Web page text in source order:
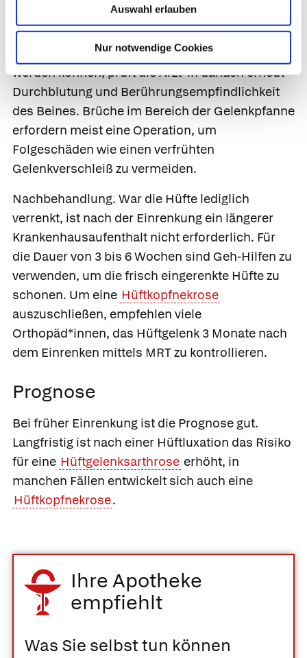
Auswahl erlauben
Nur notwendige Cookies
des Hüftkopfs in der Pfanne wird mit erneuten
Röntgenaufnahmen kontrolliert. Da beim
Einrenken Nerven und Arterien geschädigt
werden können, prüft die Ärzt*in danach erneut
Durchblutung und Berührungsempfindlichkeit
des Beines. Brüche im Bereich der Gelenkpfanne
erfordern meist eine Operation, um
Folgeschäden wie einen verfrühten
Gelenkverschleiß zu vermeiden.
Nachbehandlung. War die Hüfte lediglich
verrenkt, ist nach der Einrenkung ein längerer
Krankenhausaufenthalt nicht erforderlich. Für
die Dauer von 3 bis 6 Wochen sind Geh-Hilfen zu
verwenden, um die frisch eingerenkte Hüfte zu
schonen. Um eine Hüftkopfnekrose
auszuschließen, empfehlen viele
Orthopäd*innen, das Hüftgelenk 3 Monate nach
dem Einrenken mittels MRT zu kontrollieren.
Prognose
Bei früher Einrenkung ist die Prognose gut.
Langfristig ist nach einer Hüftluxation das Risiko
für eine Hüftgelenksarthrose erhöht, in
manchen Fällen entwickelt sich auch eine
Hüftkopfnekrose.
Ihre Apotheke
empfiehlt
Was Sie selbst tun können